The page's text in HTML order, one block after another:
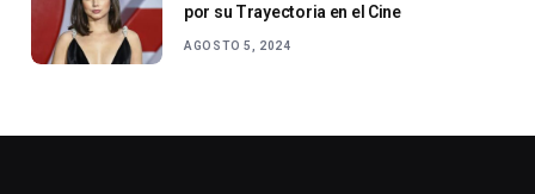
por su Trayectoria en el Cine
AGOSTO 5, 2024